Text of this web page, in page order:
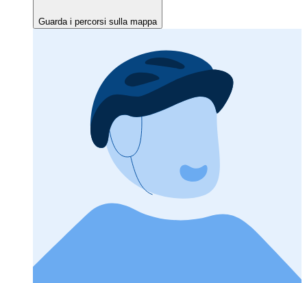
Guarda i percorsi sulla mappa